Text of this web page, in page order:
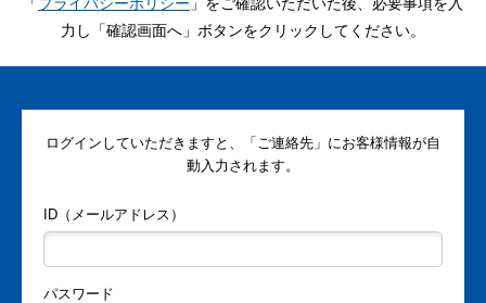
力し「確認画面へ」ボタンをクリックしてください。
ログインしていただきますと、「ご連絡先」にお客様情報が自
動入力されます。
ID（メールアドレス）
パスワード